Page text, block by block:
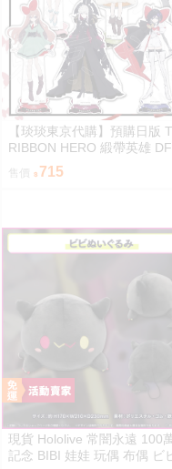
【琰琰東京代購】預購日版
RIBBON HERO 緞帶英雄
牌 藍寶石 帕茵 天鵝絨 吉露可
售價 715
現貨 Hololive 常闇永遠 100
記念 BIBI 娃娃 玩偶 布偶 ビ